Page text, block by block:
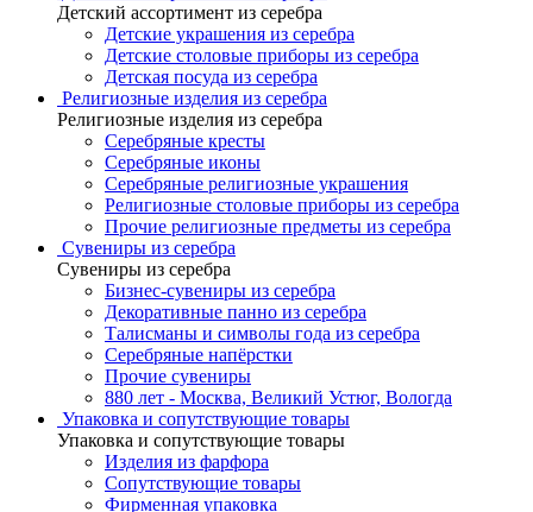
Детский ассортимент из серебра
Детские украшения из серебра
Детские столовые приборы из серебра
Детская посуда из серебра
Религиозные изделия из серебра
Религиозные изделия из серебра
Серебряные кресты
Серебряные иконы
Серебряные религиозные украшения
Религиозные столовые приборы из серебра
Прочие религиозные предметы из серебра
Сувениры из серебра
Сувениры из серебра
Бизнес-сувениры из серебра
Декоративные панно из серебра
Талисманы и символы года из серебра
Серебряные напёрстки
Прочие сувениры
880 лет - Москва, Великий Устюг, Вологда
Упаковка и сопутствующие товары
Упаковка и сопутствующие товары
Изделия из фарфора
Сопутствующие товары
Фирменная упаковка